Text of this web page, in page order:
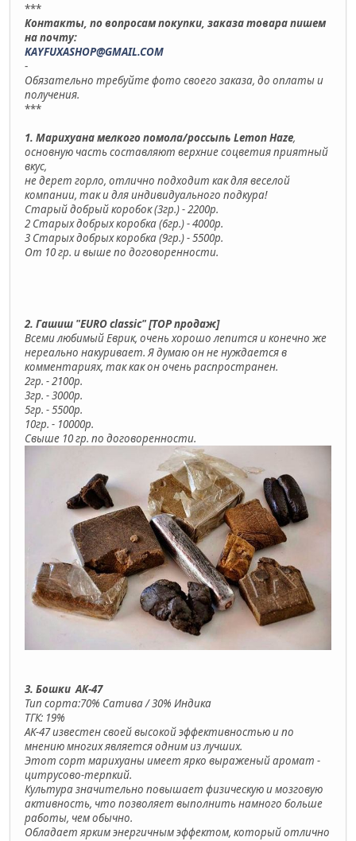
***
Контакты, по вопросам покупки, заказа товара пишем
на почту:
KAYFUXASHOP@GMAIL.COM
-
Обязательно требуйте фото своего заказа, до оплаты и
получения.
***
1. Марихуана мелкого помола/россыпь Lemon Haze,
основную часть составляют верхние соцветия приятный
вкус,
не дерет горло, отлично подходит как для веселой
компании, так и для индивидуального подкура!
Старый добрый коробок (3гр.) - 2200р.
2 Старых добрых коробка (6гр.) - 4000р.
3 Старых добрых коробка (9гр.) - 5500р.
От 10 гр. и выше по договоренности.
2. Гашиш "EURO classic" [TOP продаж]
Всеми любимый Еврик, очень хорошо лепится и конечно же
нереально накуривает. Я думаю он не нуждается в
комментариях, так как он очень распространен.
2гр. - 2100р.
3гр. - 3000р.
5гр. - 5500р.
10гр. - 10000р.
Свыше 10 гр. по договоренности.
3. Бошки АК-47
Тип сорта:70% Сатива / 30% Индика
ТГК: 19%
AK-47 известен своей высокой эффективностью и по
мнению многих является одним из лучших.
Этот сорт марихуаны имеет ярко выраженый аромат -
цитрусово-терпкий.
Культура значительно повышает физическую и мозговую
активность, что позволяет выполнить намного больше
работы, чем обычно.
Обладает ярким энергичным эффектом, который отлично